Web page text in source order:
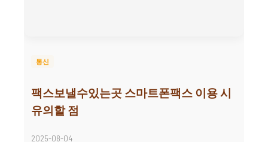
통신
팩스보낼수있는곳 스마트폰팩스 이용 시
유의할 점
2025-08-04